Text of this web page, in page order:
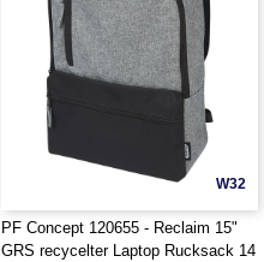
W32
PF Concept 120655 - Reclaim 15"
GRS recycelter Laptop Rucksack 14